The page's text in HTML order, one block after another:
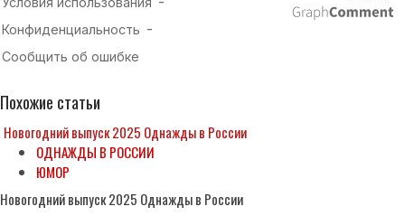
Похожие статьи
Новогодний выпуск 2025 Однажды в России
ОДНАЖДЫ В РОССИИ
ЮМОР
Новогодний выпуск 2025 Однажды в России